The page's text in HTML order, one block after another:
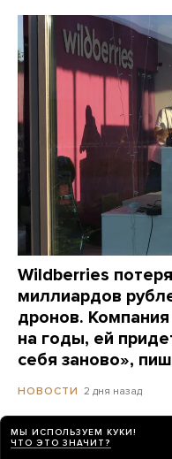
Wildberries
миллиардов
дронов.
на годы, ей
себя заново»,
НОВОСТИ 2 дня назад
Сайты «Сбера» и
МЫ ИСПОЛЬЗУЕМ КУКИ!
ЧТО ЭТО ЗНАЧИТ?